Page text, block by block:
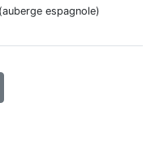
espagnole)